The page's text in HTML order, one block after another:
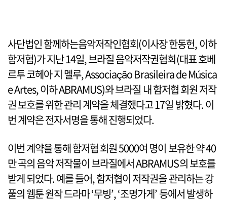
사단법인 함께하는음악저작인협회(이사장 한동헌, 이하
함저협)가 지난 14일, 브라질 음악저작권협회(대표 호베
르투 코헤아 지 멜루, Associação Brasileira de Música
e Artes, 이하 ABRAMUS)와 브라질 내 함저협 회원 저작
권 보호를 위한 관리 계약을 체결했다고 17일 밝혔다. 이
번 계약은 전자서명을 통해 진행되었다.
이번 계약을 통해 함저협 회원 5000여 명이 보유한 약 40
만 곡의 음악 저작물이 브라질에서 ABRAMUS의 보호를
받게 되었다. 예를 들어, 함저협이 저작권을 관리하는 강
풀의 웹툰 원작 드라마 ‘무빙’, ‘조명가게’ 등에서 발생하